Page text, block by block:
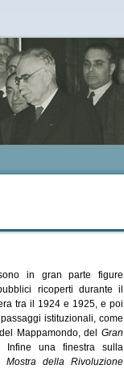
in gran parte figure
ricoperti durante il
tra il 1924 e 1925, e poi
istituzionali, come
Mappamondo, delGran
Infine una finestra sulla
Mostra della Rivoluzione